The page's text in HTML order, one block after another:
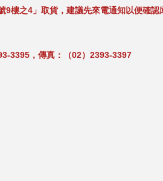
樓之4」取貨，建議先來電通知以便確認
3395，傳真：（02）2393-3397